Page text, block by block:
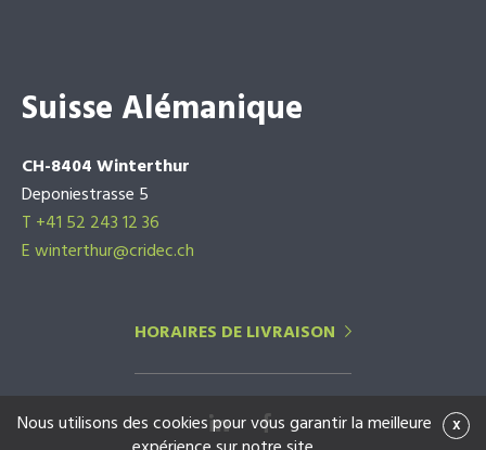
Suisse Alémanique
CH-8404 Winterthur
Deponiestrasse 5
T +41 52 243 12 36
E winterthur@cridec.ch
HORAIRES DE LIVRAISON
x
Nous utilisons des cookies pour vous garantir la meilleure